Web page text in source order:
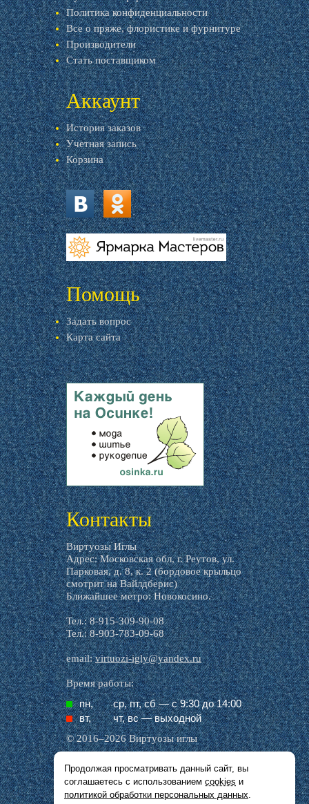
Политика конфиденциальности
Все о пряже, флористике и фурнитуре
Производители
Стать поставщиком
Аккаунт
История заказов
Учетная запись
Корзина
vk.com ok.ru
livemaster.ru
Помощь
Задать вопрос
Карта сайта
livemaster.ru
Контакты
Виртуозы Иглы
Адрес: Московская обл, г. Реутов, ул.
Парковая, д. 8, к. 2 (бордовое крыльцо
смотрит на Вайлдберис)
Ближайшее метро: Новокосино.
Тел.: 8-915-309-90-08
Тел.: 8-903-783-09-68
email:virtuozi-igly@yandex.ru
Время работы:
пн,
ср, пт, cб — с 9:30 до 14:00
вт,
чт, вс — выходной
© 2016–2026 Виртуозы иглы
Все названия производителей, символика и
описания, присутствующие в наших картинках
и тексте, используются исключительно в целях
Продолжая просматривать данный сайт, вы
соглашаетесь с использованием cookies и
политикой обработки персональных данных.